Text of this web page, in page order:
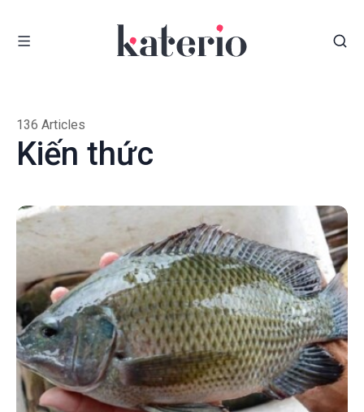
Kiến thức
136 Articles